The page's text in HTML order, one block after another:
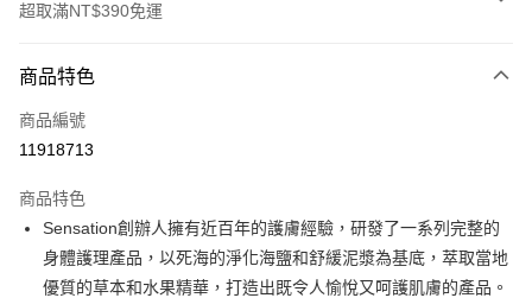
超取滿NT$390免運
POYA支付
信用卡一次付款
LINE Pay
Apple Pay
商品特色
商品編號
11918713
商品特色
Sensation創辦人擁有近百年的護膚經驗，研發了一系列完整的
身體護理產品，以死海的淨化海鹽和舒緩泥漿為基底，萃取當地
優質的草本和水果精華，打造出既令人愉悅又呵護肌膚的產品。